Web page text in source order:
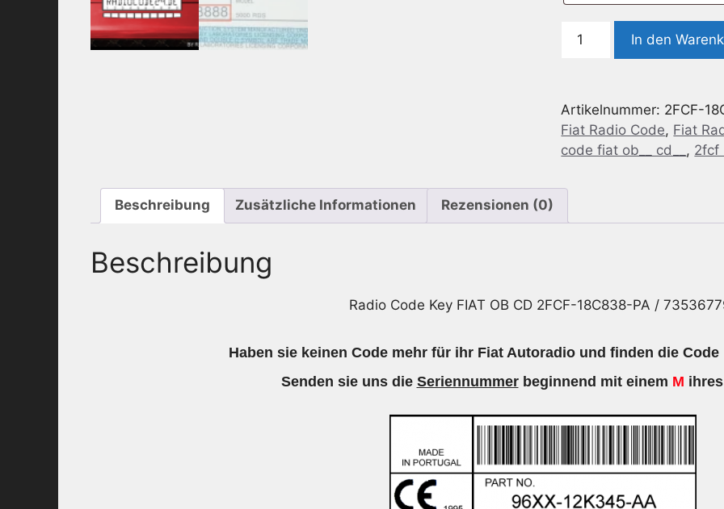
Code
Fiat
OB
CD
18C838-
In den
Artikelnummer: 2FCF-
Fiat Radio Code, Fiat
code fiat ob__ cd__ , 2fcf
Beschreibung Zusätzliche Informationen Rezensionen (0)
Beschreibung
Radio Code Key FIAT OB CD 2FCF-18C838-PA /
Haben sie keinen Code mehr für ihr Fiat Autoradio und finden die
Senden sie uns die Seriennummerbeginnend mit einem M